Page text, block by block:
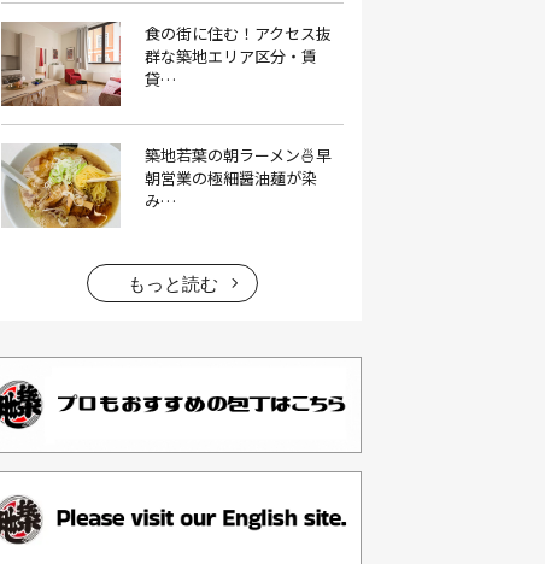
イチゴジャム(1） イベント(9）
イベント 東京(1） イベント2026(1）
いわし(1） ウェットティッシュ(1）
うなぎ(10） うなぎ屋(2）
うなぎ弁当(2） うな重(2）
エコバッグ 折りたたみ(1） エビフライ(3）
おでん(4）
オムライス(2）
お参り(1） お困りごと解決(1）
お土産(14） お土産屋(1）
食の街に住む！アクセス抜
群な築地エリア区分・賃
貸…
築地若葉の朝ラーメン🍜早
朝営業の極細醤油麺が染
み…
もっと読む